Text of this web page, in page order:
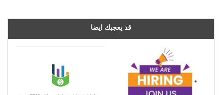
قد يعجبك ايضا